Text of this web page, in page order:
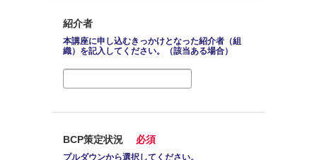
紹介者
本講座に申し込むきっかけとなった紹介者（組
織）を記入してください。（該当ある場合）
BCP策定状況 必須
プルダウンから選択してください。